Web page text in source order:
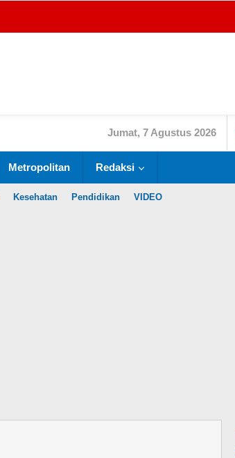
Jumat, 7 Agustus 2026
Metropolitan Redaksi
Kesehatan Pendidikan VIDEO